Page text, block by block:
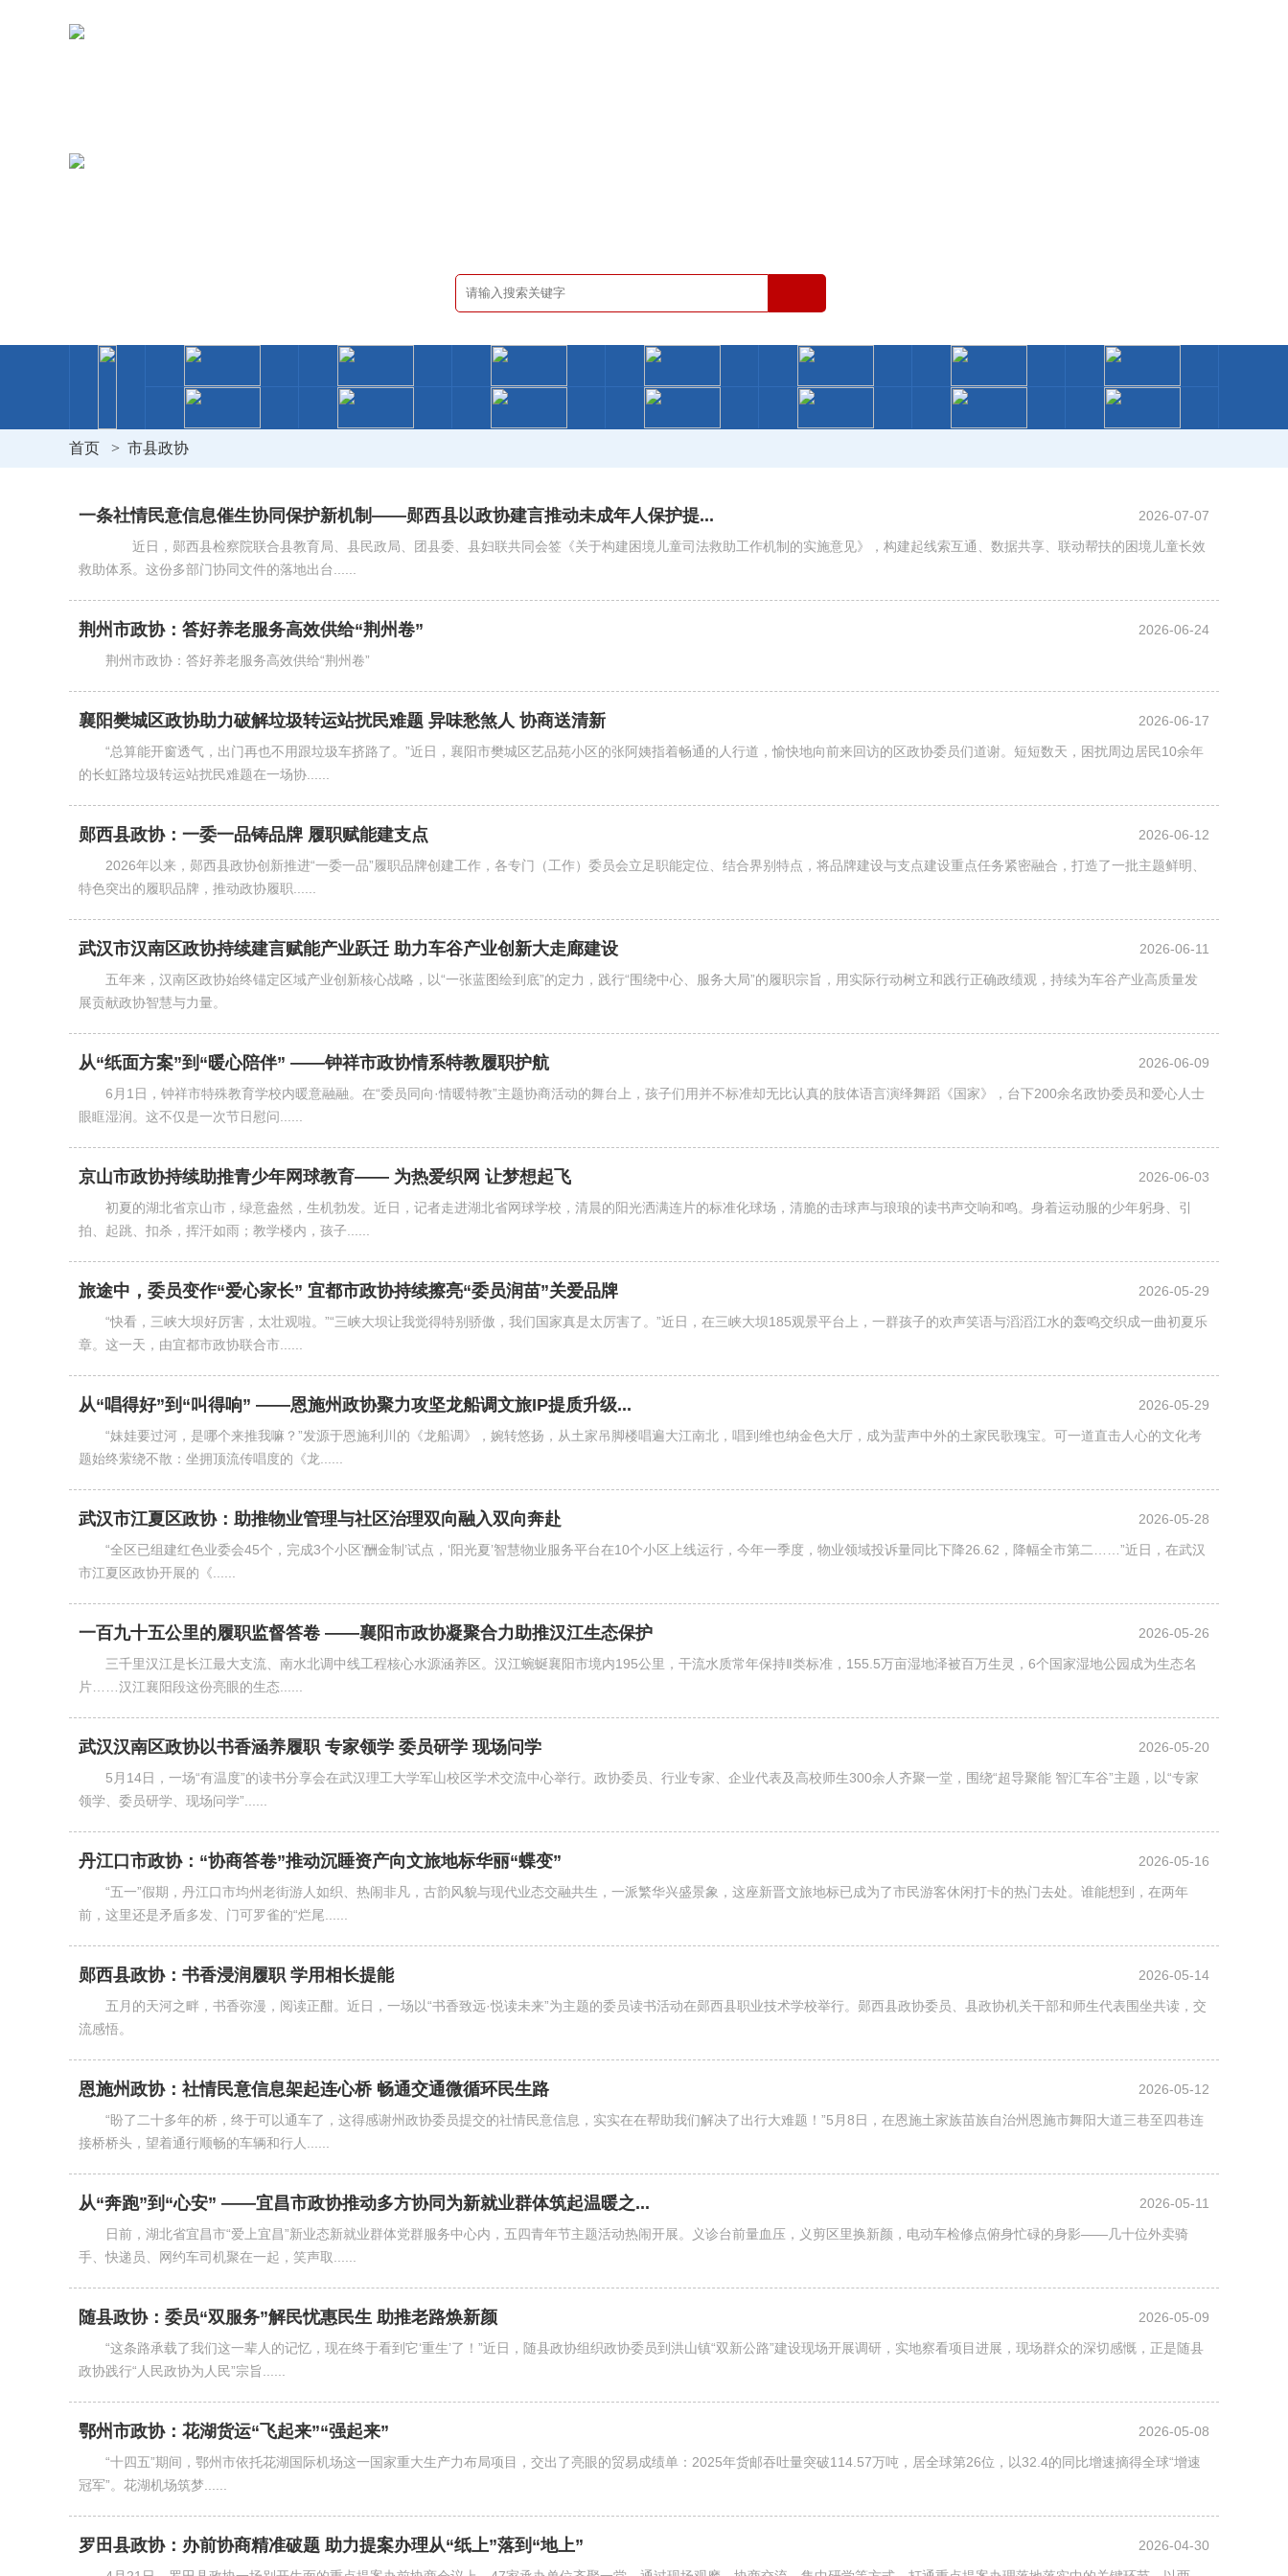
首页 > 市县政协
一条社情民意信息催生协同保护新机制——郧西县以政协建言推动未成年人保护提...
2026-07-07
近日，郧西县检察院联合县教育局、县民政局、团县委、县妇联共同会签《关于构建困境儿童司法救助工作机制的实施意见》，构建起线索互通、数据共享、联动帮扶的困境儿童长效
救助体系。这份多部门协同文件的落地出台......
荆州市政协：答好养老服务高效供给“荆州卷”
2026-06-24
荆州市政协：答好养老服务高效供给“荆州卷”
襄阳樊城区政协助力破解垃圾转运站扰民难题 异味愁煞人 协商送清新
2026-06-17
“总算能开窗透气，出门再也不用跟垃圾车挤路了。”近日，襄阳市樊城区艺品苑小区的张阿姨指着畅通的人行道，愉快地向前来回访的区政协委员们道谢。短短数天，困扰周边居民10余年
的长虹路垃圾转运站扰民难题在一场协......
郧西县政协：一委一品铸品牌 履职赋能建支点
2026-06-12
2026年以来，郧西县政协创新推进“一委一品”履职品牌创建工作，各专门（工作）委员会立足职能定位、结合界别特点，将品牌建设与支点建设重点任务紧密融合，打造了一批主题鲜明、
特色突出的履职品牌，推动政协履职......
武汉市汉南区政协持续建言赋能产业跃迁 助力车谷产业创新大走廊建设
2026-06-11
五年来，汉南区政协始终锚定区域产业创新核心战略，以“一张蓝图绘到底”的定力，践行“围绕中心、服务大局”的履职宗旨，用实际行动树立和践行正确政绩观，持续为车谷产业高质量发
展贡献政协智慧与力量。
从“纸面方案”到“暖心陪伴” ——钟祥市政协情系特教履职护航
2026-06-09
6月1日，钟祥市特殊教育学校内暖意融融。在“委员同向·情暖特教”主题协商活动的舞台上，孩子们用并不标准却无比认真的肢体语言演绎舞蹈《国家》，台下200余名政协委员和爱心人士
眼眶湿润。这不仅是一次节日慰问......
京山市政协持续助推青少年网球教育—— 为热爱织网 让梦想起飞
2026-06-03
初夏的湖北省京山市，绿意盎然，生机勃发。近日，记者走进湖北省网球学校，清晨的阳光洒满连片的标准化球场，清脆的击球声与琅琅的读书声交响和鸣。身着运动服的少年躬身、引
拍、起跳、扣杀，挥汗如雨；教学楼内，孩子......
旅途中，委员变作“爱心家长” 宜都市政协持续擦亮“委员润苗”关爱品牌
2026-05-29
“快看，三峡大坝好厉害，太壮观啦。”“三峡大坝让我觉得特别骄傲，我们国家真是太厉害了。”近日，在三峡大坝185观景平台上，一群孩子的欢声笑语与滔滔江水的轰鸣交织成一曲初夏乐
章。这一天，由宜都市政协联合市......
从“唱得好”到“叫得响” ——恩施州政协聚力攻坚龙船调文旅IP提质升级...
2026-05-29
“妹娃要过河，是哪个来推我嘛？”发源于恩施利川的《龙船调》，婉转悠扬，从土家吊脚楼唱遍大江南北，唱到维也纳金色大厅，成为蜚声中外的土家民歌瑰宝。可一道直击人心的文化考
题始终萦绕不散：坐拥顶流传唱度的《龙......
武汉市江夏区政协：助推物业管理与社区治理双向融入双向奔赴
2026-05-28
“全区已组建红色业委会45个，完成3个小区‘酬金制’试点，‘阳光夏’智慧物业服务平台在10个小区上线运行，今年一季度，物业领域投诉量同比下降26.62，降幅全市第二……”近日，在武汉
市江夏区政协开展的《......
一百九十五公里的履职监督答卷 ——襄阳市政协凝聚合力助推汉江生态保护
2026-05-26
三千里汉江是长江最大支流、南水北调中线工程核心水源涵养区。汉江蜿蜒襄阳市境内195公里，干流水质常年保持Ⅱ类标准，155.5万亩湿地泽被百万生灵，6个国家湿地公园成为生态名
片……汉江襄阳段这份亮眼的生态......
武汉汉南区政协以书香涵养履职 专家领学 委员研学 现场问学
2026-05-20
5月14日，一场“有温度”的读书分享会在武汉理工大学军山校区学术交流中心举行。政协委员、行业专家、企业代表及高校师生300余人齐聚一堂，围绕“超导聚能 智汇车谷”主题，以“专家
领学、委员研学、现场问学”......
丹江口市政协：“协商答卷”推动沉睡资产向文旅地标华丽“蝶变”
2026-05-16
“五一”假期，丹江口市均州老街游人如织、热闹非凡，古韵风貌与现代业态交融共生，一派繁华兴盛景象，这座新晋文旅地标已成为了市民游客休闲打卡的热门去处。谁能想到，在两年
前，这里还是矛盾多发、门可罗雀的“烂尾......
郧西县政协：书香浸润履职 学用相长提能
2026-05-14
五月的天河之畔，书香弥漫，阅读正酣。近日，一场以“书香致远·悦读未来”为主题的委员读书活动在郧西县职业技术学校举行。郧西县政协委员、县政协机关干部和师生代表围坐共读，交
流感悟。
恩施州政协：社情民意信息架起连心桥 畅通交通微循环民生路
2026-05-12
“盼了二十多年的桥，终于可以通车了，这得感谢州政协委员提交的社情民意信息，实实在在帮助我们解决了出行大难题！”5月8日，在恩施土家族苗族自治州恩施市舞阳大道三巷至四巷连
接桥桥头，望着通行顺畅的车辆和行人......
从“奔跑”到“心安” ——宜昌市政协推动多方协同为新就业群体筑起温暖之...
2026-05-11
日前，湖北省宜昌市“爱上宜昌”新业态新就业群体党群服务中心内，五四青年节主题活动热闹开展。义诊台前量血压，义剪区里换新颜，电动车检修点俯身忙碌的身影——几十位外卖骑
手、快递员、网约车司机聚在一起，笑声取......
随县政协：委员“双服务”解民忧惠民生 助推老路焕新颜
2026-05-09
“这条路承载了我们这一辈人的记忆，现在终于看到它‘重生’了！”近日，随县政协组织政协委员到洪山镇“双新公路”建设现场开展调研，实地察看项目进展，现场群众的深切感慨，正是随县
政协践行“人民政协为人民”宗旨......
鄂州市政协：花湖货运“飞起来”“强起来”
2026-05-08
“十四五”期间，鄂州市依托花湖国际机场这一国家重大生产力布局项目，交出了亮眼的贸易成绩单：2025年货邮吞吐量突破114.57万吨，居全球第26位，以32.4的同比增速摘得全球“增速
冠军”。花湖机场筑梦......
罗田县政协：办前协商精准破题 助力提案办理从“纸上”落到“地上”
2026-04-30